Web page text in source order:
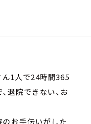
ん1人で24時間365
退院できない、お
のお手伝いがした